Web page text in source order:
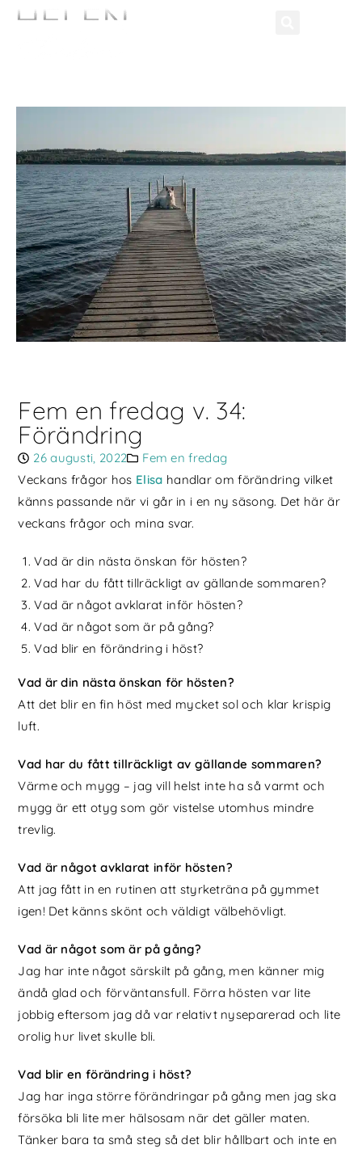
Fem en fredag v. 34:
Förändring
26 augusti, 2022
Fem en fredag
Veckans frågor hos Elisa handlar om förändring vilket
känns passande när vi går in i en ny säsong. Det här är
veckans frågor och mina svar.
Vad är din nästa önskan för hösten?
Vad har du fått tillräckligt av gällande sommaren?
Vad är något avklarat inför hösten?
Vad är något som är på gång?
Vad blir en förändring i höst?
Vad är din nästa önskan för hösten?
Att det blir en fin höst med mycket sol och klar krispig
luft.
Vad har du fått tillräckligt av gällande sommaren?
Värme och mygg – jag vill helst inte ha så varmt och
mygg är ett otyg som gör vistelse utomhus mindre
trevlig.
Vad är något avklarat inför hösten?
Att jag fått in en rutinen att styrketräna på gymmet
igen! Det känns skönt och väldigt välbehövligt.
Vad är något som är på gång?
Jag har inte något särskilt på gång, men känner mig
ändå glad och förväntansfull. Förra hösten var lite
jobbig eftersom jag då var relativt nyseparerad och lite
orolig hur livet skulle bli.
Vad blir en förändring i höst?
Jag har inga större förändringar på gång men jag ska
försöka bli lite mer hälsosam när det gäller maten.
Tänker bara ta små steg så det blir hållbart och inte en